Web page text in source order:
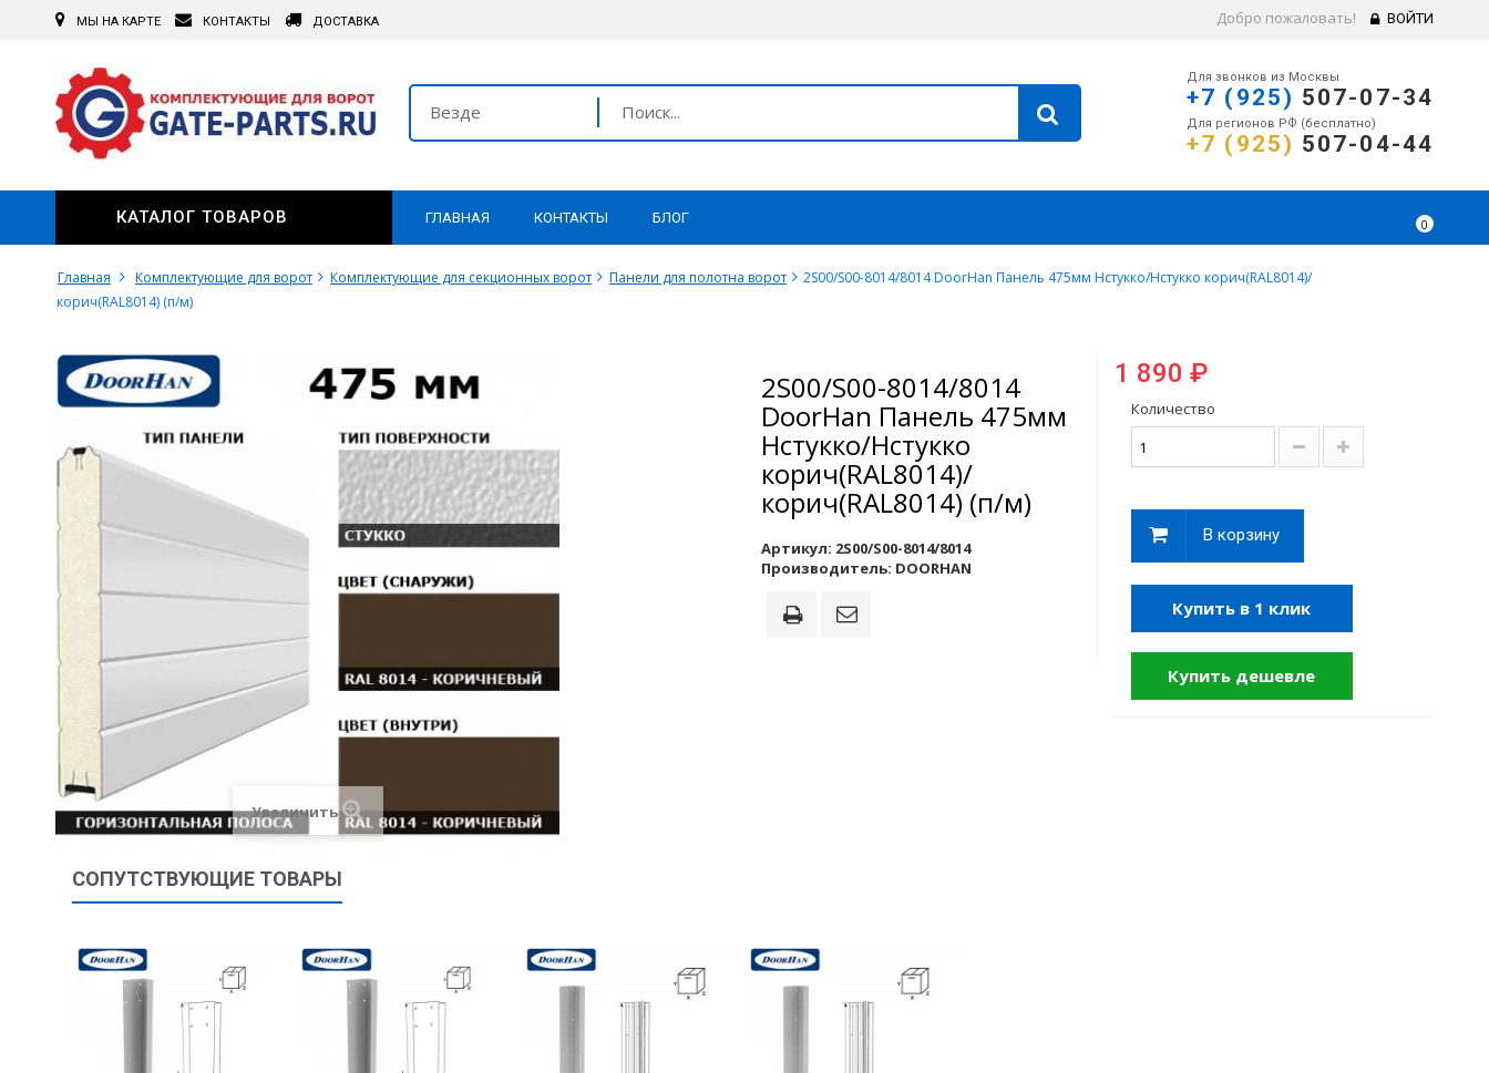
Добро пожаловать! ВОЙТИ
МЫ НА КАРТЕ КОНТАКТЫ ДОСТАВКА
Везде
Для звонков из Москвы
+7 (925) 507-07-34
Для регионов РФ (бесплатно)
+7 (925) 507-04-44
0
ГЛАВНАЯ КОНТАКТЫ БЛОГ
КАТАЛОГ ТОВАРОВ
Главная Комплектующие для ворот Комплектующие для секционных ворот Панели для полотна ворот
2S00/S00-8014/8014 DoorHan Панель 475мм Нстукко/Нстукко корич(RAL8014)/
корич(RAL8014) (п/м)
Увеличить
2S00/S00-8014/8014
DoorHan Панель 475мм
Нстукко/Нстукко
корич(RAL8014)/
корич(RAL8014) (п/м)
Артикул: 2S00/S00-8014/8014
Производитель: DOORHAN
1 890 ₽
Количество
В корзину
Купить в 1 клик
Купить дешевле
СОПУТСТВУЮЩИЕ ТОВАРЫ